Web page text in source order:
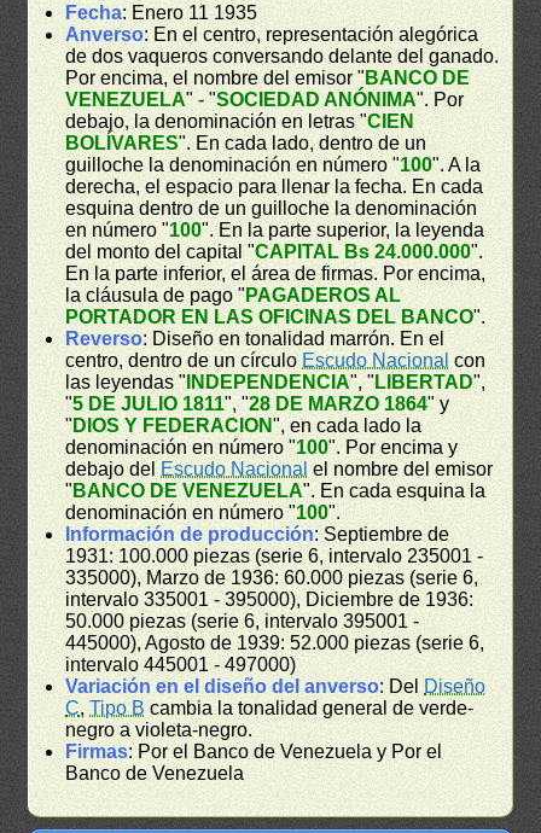
Fecha: Enero 11 1935
Anverso: En el centro, representación alegórica
de dos vaqueros conversando delante del ganado.
Por encima, el nombre del emisor " BANCO DE
VENEZUELA" - "SOCIEDAD ANÓNIMA". Por
debajo, la denominación en letras "CIEN
BOLÍVARES". En cada lado, dentro de un
guilloche la denominación en número "100". A la
derecha, el espacio para llenar la fecha. En cada
esquina dentro de un guilloche la denominación
en número "100". En la parte superior, la leyenda
del monto del capital "CAPITAL Bs 24.000.000".
En la parte inferior, el área de firmas. Por encima,
la cláusula de pago " PAGADEROS AL
PORTADOR EN LAS OFICINAS DEL BANCO".
Reverso: Diseño en tonalidad marrón. En el
centro, dentro de un círculo Escudo Nacional con
las leyendas " INDEPENDENCIA", " LIBERTAD",
"5 DE JULIO 1811", "28 DE MARZO 1864" y
" DIOS Y FEDERACION", en cada lado la
denominación en número "100". Por encima y
debajo del Escudo Nacional el nombre del emisor
" BANCO DE VENEZUELA". En cada esquina la
denominación en número "100".
Información de producción: Septiembre de
1931: 100.000 piezas (serie 6, intervalo 235001 -
335000), Marzo de 1936: 60.000 piezas (serie 6,
intervalo 335001 - 395000), Diciembre de 1936:
50.000 piezas (serie 6, intervalo 395001 -
445000), Agosto de 1939: 52.000 piezas (serie 6,
intervalo 445001 - 497000)
Variación en el diseño del anverso: Del Diseño
C,Tipo B cambia la tonalidad general de verde-
negro a violeta-negro.
Firmas: Por el Banco de Venezuela y Por el
Banco de Venezuela